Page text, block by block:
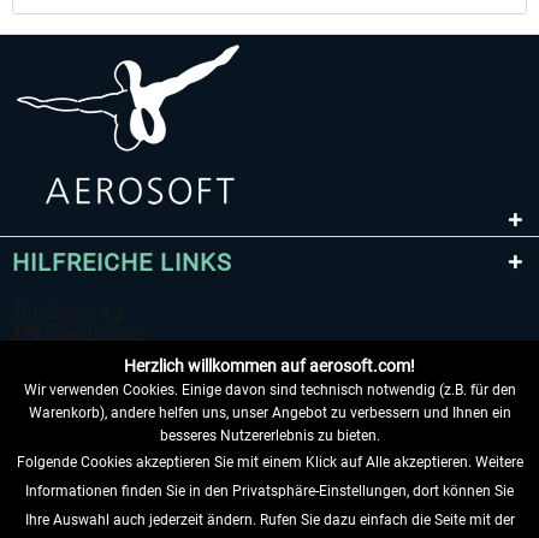
HILFREICHE LINKS
VERTRAG WIDERRUFEN
INFORMATIONEN
Herzlich willkommen auf aerosoft.com!
Wir verwenden Cookies. Einige davon sind technisch notwendig (z.B. für den
Warenkorb), andere helfen uns, unser Angebot zu verbessern und Ihnen ein
besseres Nutzererlebnis zu bieten.
Folgende Cookies akzeptieren Sie mit einem Klick auf Alle akzeptieren. Weitere
Informationen finden Sie in den Privatsphäre-Einstellungen, dort können Sie
Ihre Auswahl auch jederzeit ändern. Rufen Sie dazu einfach die Seite mit der